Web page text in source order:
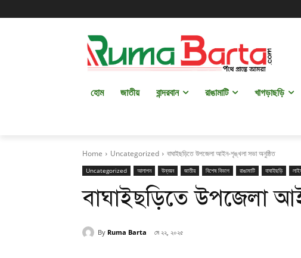
হোম জাতীয় বান্দরবান রাঙামাটি খাগড়াছড়ি
Home Uncategorized বাঘাইছড়িতে উপজেলা আইন-শৃঙ্খলা সভা অনুষ্ঠিত
Uncategorized আলাপন উন্নয়ন জাতীয় বিশেষ বিভাগ রাঙামাটি বাঘাইছড়ি
বাঘাইছড়িতে উপজেলা
By Ruma Barta মে ২২, ২০২৫